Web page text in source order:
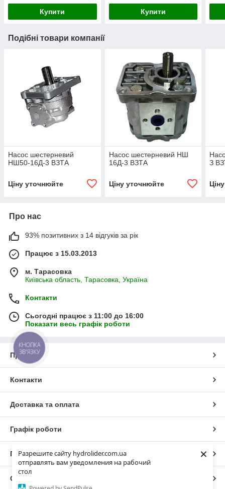
Разрешите сайту hydrolider.com.ua
отправлять вам уведомления на рабочий
стол
×
Купити Купити
Подібні товари компанії
Насос шестерневий
НШ50-16Д-3 ВЗТА
Ціну уточнюйте
Насос шестерневий НШ
16Д-3 ВЗТА
Ціну уточнюйте
З
Про нас
93% позитивних з 14 відгуків за рік
Працює з 15.03.2013
м. Тарасовка
Київська область, Тарасовка, Україна
Контакти
Сьогодні працює з 11:00 до 16:00
Показати весь графік роботи
Про нас
Контакти
Доставка та оплата
Графік роботи
Повна версія сайту
Сайт створено на маркетплейсі
КНОПКА
ЗВ'ЯЗКУ